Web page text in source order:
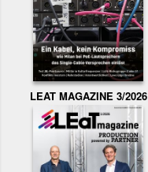
LEAT MAGAZINE 3/2026